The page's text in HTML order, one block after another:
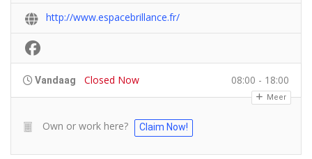
http://www.espacebrillance.fr/
Vandaag Closed Now 08:00 - 18:00
Meer
Own or work here? Claim Now!